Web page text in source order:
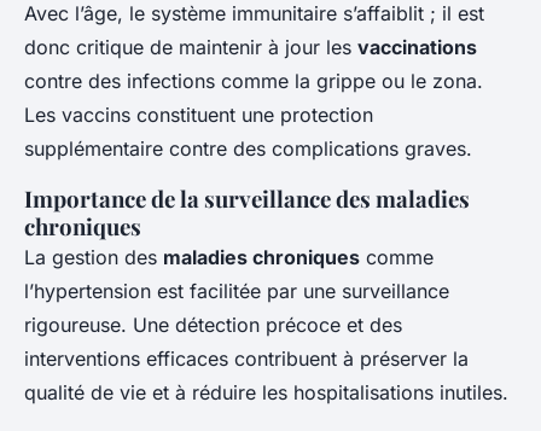
Avec l’âge, le système immunitaire s’affaiblit ; il est
donc critique de maintenir à jour les vaccinations
contre des infections comme la grippe ou le zona.
Les vaccins constituent une protection
supplémentaire contre des complications graves.
Importance de la surveillance des maladies
chroniques
La gestion des maladies chroniques comme
l’hypertension est facilitée par une surveillance
rigoureuse. Une détection précoce et des
interventions efficaces contribuent à préserver la
qualité de vie et à réduire les hospitalisations inutiles.